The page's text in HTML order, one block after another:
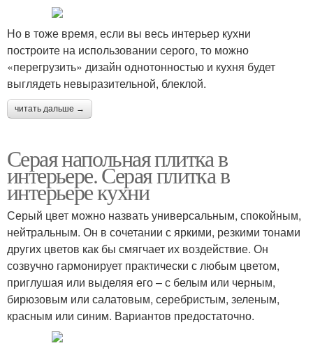
Но в тоже время, если вы весь интерьер кухни
построите на использовании серого, то можно
«перегрузить» дизайн однотонностью и кухня будет
выглядеть невыразительной, блеклой.
читать дальше →
Серая напольная плитка в
интерьере. Серая плитка в
интерьере кухни
Серый цвет можно назвать универсальным, спокойным,
нейтральным. Он в сочетании с яркими, резкими тонами
других цветов как бы смягчает их воздействие. Он
созвучно гармонирует практически с любым цветом,
приглушая или выделяя его – с белым или черным,
бирюзовым или салатовым, серебристым, зеленым,
красным или синим. Вариантов предостаточно.